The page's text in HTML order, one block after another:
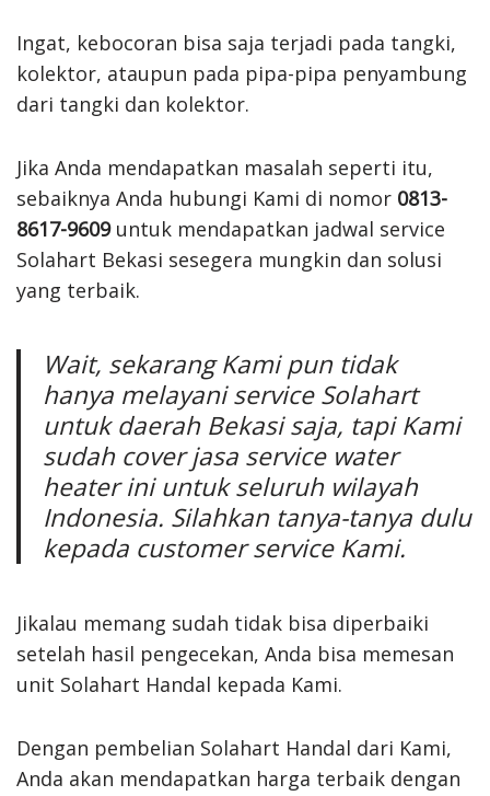
Ingat, kebocoran bisa saja terjadi pada tangki,
kolektor, ataupun pada pipa-pipa penyambung
dari tangki dan kolektor.
Jika Anda mendapatkan masalah seperti itu,
sebaiknya Anda hubungi Kami di nomor 0813-
8617-9609untuk mendapatkan jadwal service
Solahart Bekasi sesegera mungkin dan solusi
yang terbaik.
Wait, sekarang Kami pun tidak
hanya melayani service Solahart
untuk daerah Bekasi saja, tapi Kami
sudah cover jasa service water
heater ini untuk seluruh wilayah
Indonesia. Silahkan tanya-tanya dulu
kepada customer service Kami.
Jikalau memang sudah tidak bisa diperbaiki
setelah hasil pengecekan, Anda bisa memesan
unit Solahart Handal kepada Kami.
Dengan pembelian Solahart Handal dari Kami,
Anda akan mendapatkan harga terbaik dengan